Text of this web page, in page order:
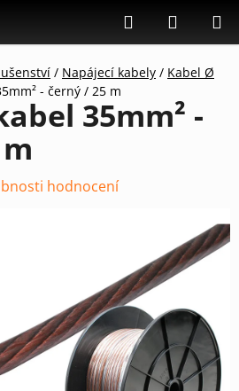
Hledat
KOŠÍK
/ Napájecí kabely / Kabel Ø
- černý / 25 m
35mm² -
hodnocení